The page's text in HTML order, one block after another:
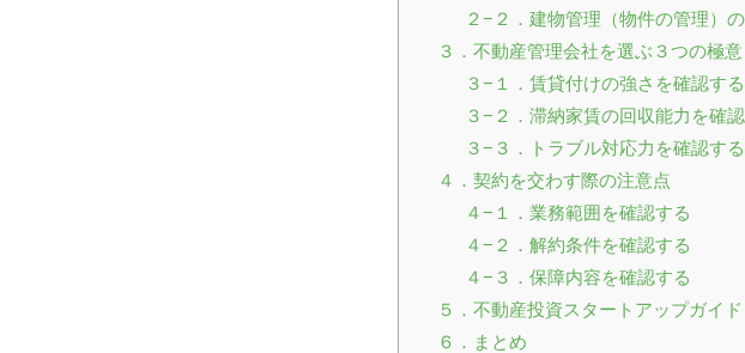
２−２．建物管理（物件の管理）
３．不動産管理会社を選ぶ３つの極意
３−１．賃貸付けの強さを確認する
３−２．滞納家賃の回収能力を確
３−３．トラブル対応力を確認する
４．契約を交わす際の注意点
４−１．業務範囲を確認する
４−２．解約条件を確認する
４−３．保障内容を確認する
５．不動産投資スタートアップガイ
６．まとめ